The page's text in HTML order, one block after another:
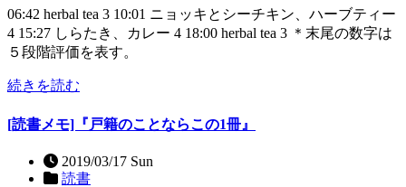
06:42 herbal tea 3 10:01 ニョッキとシーチキン、ハーブティー
4 15:27 しらたき、カレー 4 18:00 herbal tea 3 ＊末尾の数字は
５段階評価を表す。
続きを読む
[読書メモ]『戸籍のことならこの1冊』
2019/03/17 Sun
読書